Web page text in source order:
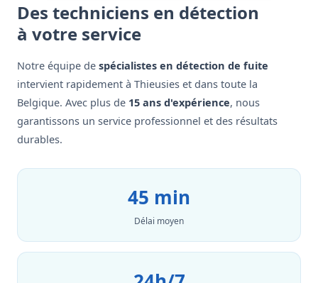
Des techniciens en détection
à votre service
Notre équipe de spécialistes en détection de fuite
intervient rapidement à Thieusies et dans toute la
Belgique. Avec plus de 15 ans d'expérience, nous
garantissons un service professionnel et des résultats
durables.
45 min
Délai moyen